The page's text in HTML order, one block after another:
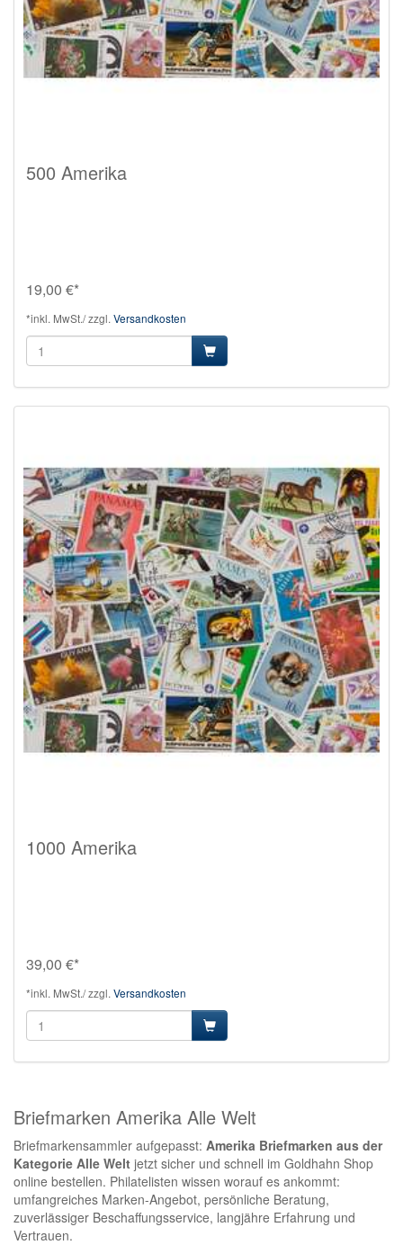
500 Amerika
19,00 €*
*inkl. MwSt./ zzgl. Versandkosten
1000 Amerika
39,00 €*
*inkl. MwSt./ zzgl. Versandkosten
Briefmarken Amerika Alle Welt
Briefmarkensammler aufgepasst: Amerika Briefmarken aus der
Kategorie Alle Welt jetzt sicher und schnell im Goldhahn Shop
online bestellen. Philatelisten wissen worauf es ankommt:
umfangreiches Marken-Angebot, persönliche Beratung,
zuverlässiger Beschaffungsservice, langjähre Erfahrung und
Vertrauen.